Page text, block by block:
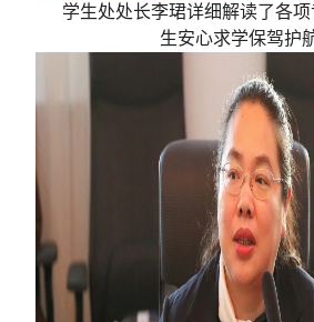
学生处处长李珺详细解读了各
生安心求学保驾护航